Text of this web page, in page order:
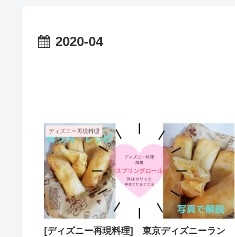
2020-04
ディズニー再現料理
[ディズニー再現料理] 東京ディズニーラン